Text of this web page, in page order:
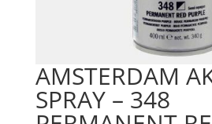
AMSTERDAM
SPRAY – 348